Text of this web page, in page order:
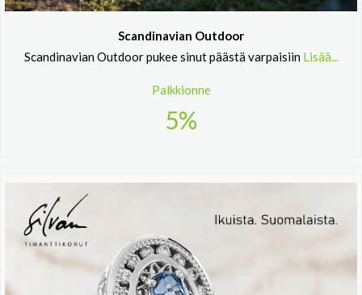
Scandinavian Outdoor
Scandinavian Outdoor pukee sinut päästä varpaisiin Lisää...
Palkkionne
5%